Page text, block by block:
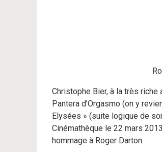
Christophe Bier, à la très
Pantera d’Orgasmo (on y
Elysées » (suite logique de
Cinémathèque le 22 mars
hommage à Roger Darton.